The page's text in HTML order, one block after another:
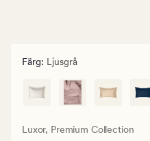
Färg: Ljusgrå
Luxor, Premium Collection